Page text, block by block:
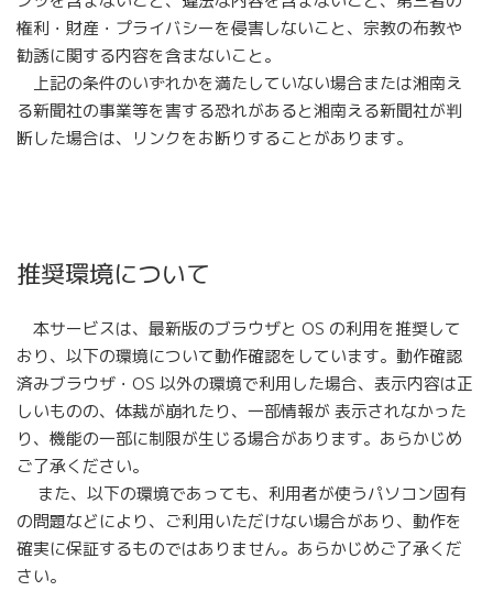
権利・財産・プライバシーを侵害しないこと、宗教の布教や
勧誘に関する内容を含まないこと。
上記の条件のいずれかを満たしていない場合または湘南え
る新聞社の事業等を害する恐れがあると湘南える新聞社が判
断した場合は、リンクをお断りすることがあります。
推奨環境について
本サービスは、最新版のブラウザと OS の利用を推奨して
おり、以下の環境について動作確認をしています。動作確認
済みブラウザ・OS 以外の環境で利用した場合、表示内容は正
しいものの、体裁が崩れたり、一部情報が 表示されなかった
り、機能の一部に制限が生じる場合があります。あらかじめ
ご了承ください。
また、以下の環境であっても、利用者が使うパソコン固有
の問題などにより、ご利用いただけない場合があり、動作を
確実に保証するものではありません。あらかじめご了承くだ
さい。